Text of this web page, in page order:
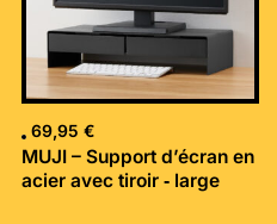
69,95 €
MUJI – Support d’écran en
acier avec tiroir ‐ large